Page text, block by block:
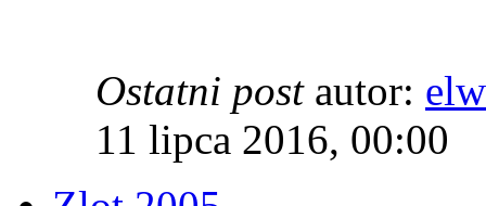
Ostatni post autor:
11 lipca 2016, 00:00